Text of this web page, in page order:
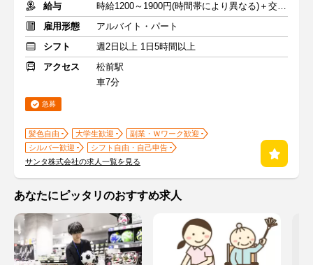
給与
時給1200～1900円(時間帯により異なる)＋交通費支給
雇用形態
アルバイト・パート
シフト
週2日以上 1日5時間以上
アクセス
松前駅
車7分
急募
髪色自由 大学生歓迎
副業・Ｗワーク歓迎
シルバー歓迎
シフト自由・自己申告
サンタ株式会社の求人一覧を見る
あなたにピッタリのおすすめ求人